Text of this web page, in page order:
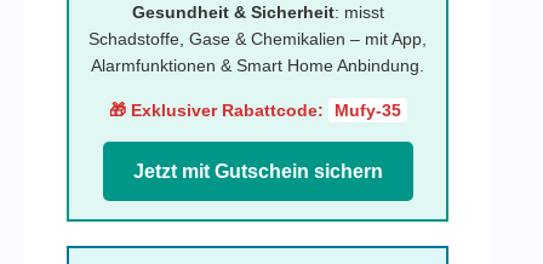
Gesundheit & Sicherheit: misst
Schadstoffe, Gase & Chemikalien – mit App,
Alarmfunktionen & Smart Home Anbindung.
🎁 Exklusiver Rabattcode: Mufy-35
Jetzt mit Gutschein sichern